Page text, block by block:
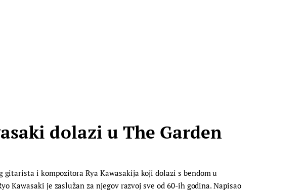
dolazi u The Garden
i kompozitora Rya Kawasakija koji dolazi s bendom u
Kawasaki je zaslužan za njegov razvoj sve od 60-ih godina. Napisao